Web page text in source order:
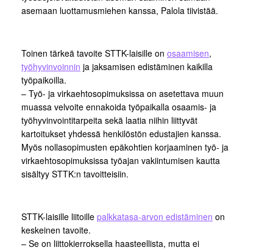
asemaan luottamusmiehen kanssa, Palola tiivistää.
Toinen tärkeä tavoite STTK-laisille on osaamisen,
työhyvinvoinnin ja jaksamisen edistäminen kaikilla
työpaikoilla.
– Työ- ja virkaehtosopimuksissa on asetettava muun
muassa velvoite ennakoida työpaikalla osaamis- ja
työhyvinvointitarpeita sekä laatia niihin liittyvät
kartoitukset yhdessä henkilöstön edustajien kanssa.
Myös nollasopimusten epäkohtien korjaaminen työ- ja
virkaehtosopimuksissa työajan vakiintumisen kautta
sisältyy STTK:n tavoitteisiin.
STTK-laisille liitoille palkkatasa-arvon edistäminen on
keskeinen tavoite.
– Se on liittokierroksella haasteellista, mutta ei